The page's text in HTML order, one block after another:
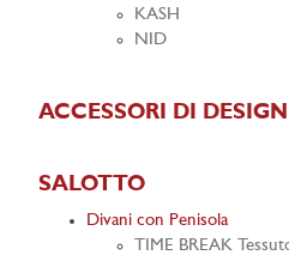
KASH
NID
ACCESSORI DI DESIGN
SALOTTO
Divani con Penisola
TIME BREAK